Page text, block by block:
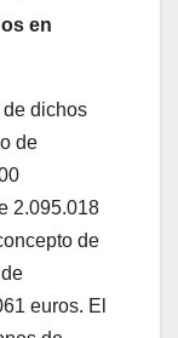
en
dichos
de
2.095.018
de
euros. El